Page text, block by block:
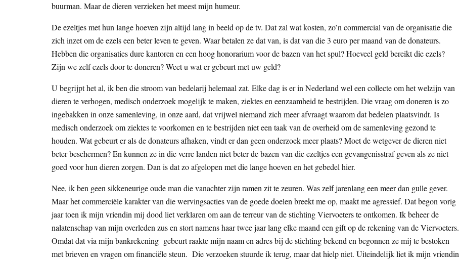
buurman. Maar de dieren verzieken het meest mijn humeur.
De ezeltjes met hun lange hoeven zijn altijd lang in beeld op de tv. Dat zal wat kosten, zo’n commercial van de organisatie die
zich inzet om de ezels een beter leven te geven. Waar betalen ze dat van, is dat van die 3 euro per maand van de donateurs.
Hebben die organisaties dure kantoren en een hoog honorarium voor de bazen van het spul? Hoeveel geld bereikt die ezels?
Zijn we zelf ezels door te doneren? Weet u wat er gebeurt met uw geld?
U begrijpt het al, ik ben die stroom van bedelarij helemaal zat. Elke dag is er in Nederland wel een collecte om het welzijn van
dieren te verhogen, medisch onderzoek mogelijk te maken, ziektes en eenzaamheid te bestrijden. Die vraag om doneren is zo
ingebakken in onze samenleving, in onze aard, dat vrijwel niemand zich meer afvraagt waarom dat bedelen plaatsvindt. Is
medisch onderzoek om ziektes te voorkomen en te bestrijden niet een taak van de overheid om de samenleving gezond te
houden. Wat gebeurt er als de donateurs afhaken, vindt er dan geen onderzoek meer plaats? Moet de wetgever de dieren niet
beter beschermen? En kunnen ze in die verre landen niet beter de bazen van die ezeltjes een gevangenisstraf geven als ze niet
goed voor hun dieren zorgen. Dan is dat zo afgelopen met die lange hoeven en het gebedel hier.
Nee, ik ben geen sikkeneurige oude man die vanachter zijn ramen zit te zeuren. Was zelf jarenlang een meer dan gulle gever.
Maar het commerciële karakter van die wervingsacties van de goede doelen breekt me op, maakt me agressief. Dat begon vorig
jaar toen ik mijn vriendin mij dood liet verklaren om aan de terreur van de stichting Viervoeters te ontkomen. Ik beheer de
nalatenschap van mijn overleden zus en stort namens haar twee jaar lang elke maand een gift op de rekening van de Viervoeters.
Omdat dat via mijn bankrekening gebeurt raakte mijn naam en adres bij de stichting bekend en begonnen ze mij te bestoken
met brieven en vragen om financiële steun. Die verzoeken stuurde ik terug, maar dat hielp niet. Uiteindelijk liet ik mijn vriendin